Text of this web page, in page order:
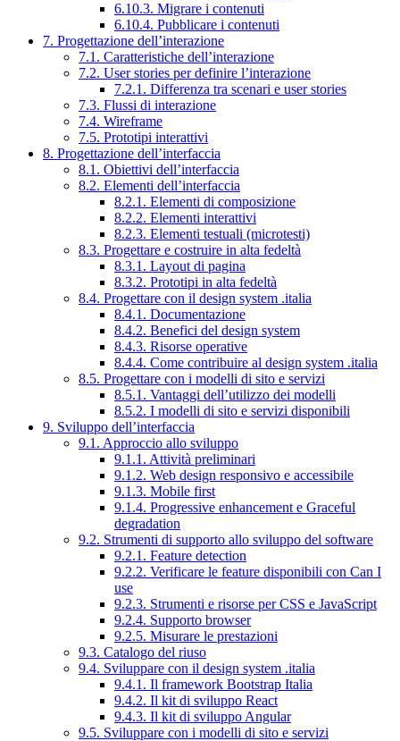
6.10.3. Migrare i contenuti
6.10.4. Pubblicare i contenuti
7. Progettazione dell’interazione
7.1. Caratteristiche dell’interazione
7.2. User stories per definire l’interazione
7.2.1. Differenza tra scenari e user stories
7.3. Flussi di interazione
7.4. Wireframe
7.5. Prototipi interattivi
8. Progettazione dell’interfaccia
8.1. Obiettivi dell’interfaccia
8.2. Elementi dell’interfaccia
8.2.1. Elementi di composizione
8.2.2. Elementi interattivi
8.2.3. Elementi testuali (microtesti)
8.3. Progettare e costruire in alta fedeltà
8.3.1. Layout di pagina
8.3.2. Prototipi in alta fedeltà
8.4. Progettare con il design system .italia
8.4.1. Documentazione
8.4.2. Benefici del design system
8.4.3. Risorse operative
8.4.4. Come contribuire al design system .italia
8.5. Progettare con i modelli di sito e servizi
8.5.1. Vantaggi dell’utilizzo dei modelli
8.5.2. I modelli di sito e servizi disponibili
9. Sviluppo dell’interfaccia
9.1. Approccio allo sviluppo
9.1.1. Attività preliminari
9.1.2. Web design responsivo e accessibile
9.1.3. Mobile first
9.1.4. Progressive enhancement e Graceful
degradation
9.2. Strumenti di supporto allo sviluppo del software
9.2.1. Feature detection
9.2.2. Verificare le feature disponibili con Can I
use
9.2.3. Strumenti e risorse per CSS e JavaScript
9.2.4. Supporto browser
9.2.5. Misurare le prestazioni
9.3. Catalogo del riuso
9.4. Sviluppare con il design system .italia
9.4.1. Il framework Bootstrap Italia
9.4.2. Il kit di sviluppo React
9.4.3. Il kit di sviluppo Angular
9.5. Sviluppare con i modelli di sito e servizi